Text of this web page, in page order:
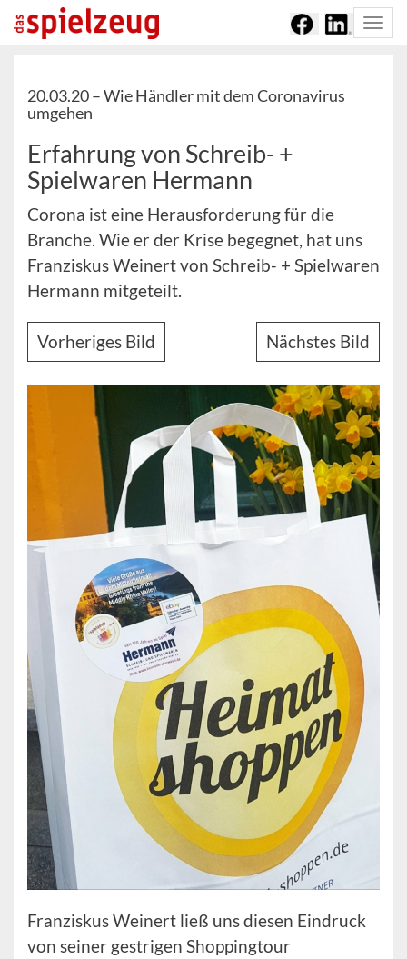
20.03.20 –Wie Händler mit dem Coronavirus
umgehen
Erfahrung von Schreib- +
Spielwaren Hermann
Corona ist eine Herausforderung für die
Branche. Wie er der Krise begegnet, hat uns
Franziskus Weinert von Schreib- + Spielwaren
Hermann mitgeteilt.
Vorheriges Bild Nächstes Bild
Franziskus Weinert ließ uns diesen Eindruck
von seiner gestrigen Shoppingtour